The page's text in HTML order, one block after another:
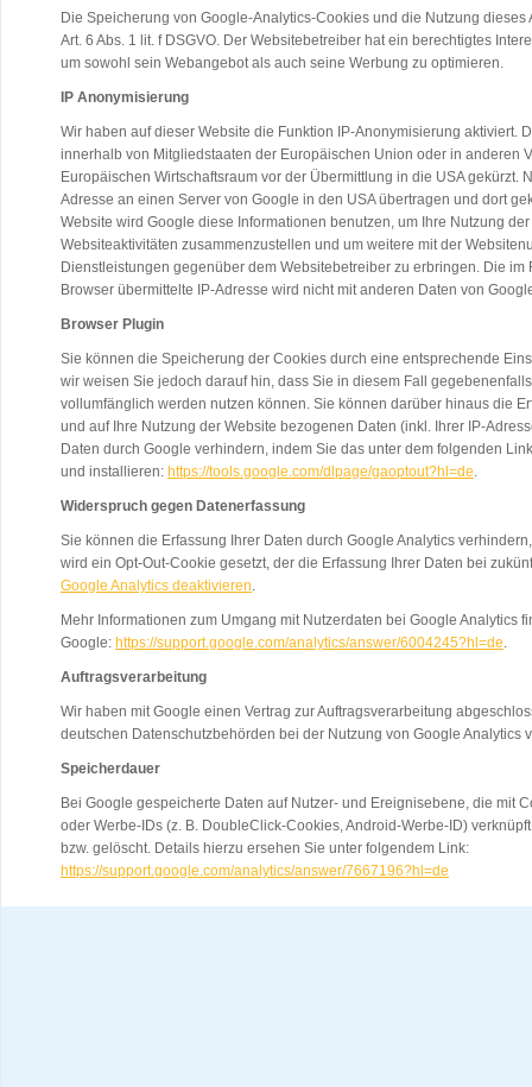
Die Speicherung von Google-Analytics-Cookies und die Nutzung
Art. 6 Abs. 1 lit. f DSGVO. Der Websitebetreiber hat ein berechtigtes
um sowohl sein Webangebot als auch seine Werbung zu optimieren.
IP Anonymisierung
Wir haben auf dieser Website die Funktion IP-Anonymisierung aktiviert.
innerhalb von Mitgliedstaaten der Europäischen Union oder in anderen
Europäischen Wirtschaftsraum vor der Übermittlung in die USA gekürzt.
Adresse an einen Server von Google in den USA übertragen und dort
Website wird Google diese Informationen benutzen, um Ihre Nutzung
Websiteaktivitäten zusammenzustellen und um weitere mit der
Dienstleistungen gegenüber dem Websitebetreiber zu erbringen. Die im
Browser übermittelte IP-Adresse wird nicht mit anderen Daten von
Browser Plugin
Sie können die Speicherung der Cookies durch eine entsprechende
wir weisen Sie jedoch darauf hin, dass Sie in diesem Fall
vollumfänglich werden nutzen können. Sie können darüber hinaus die
und auf Ihre Nutzung der Website bezogenen Daten (inkl. Ihrer IP-
Daten durch Google verhindern, indem Sie das unter dem folgenden
und installieren: https://tools.google.com/dlpage/gaoptout?hl=de.
Widerspruch gegen Datenerfassung
Sie können die Erfassung Ihrer Daten durch Google Analytics
wird ein Opt-Out-Cookie gesetzt, der die Erfassung Ihrer Daten bei
Google Analytics deaktivieren.
Mehr Informationen zum Umgang mit Nutzerdaten bei Google Analytics
Google: https://support.google.com/analytics/answer/6004245?hl=de.
Auftragsverarbeitung
Wir haben mit Google einen Vertrag zur Auftragsverarbeitung
deutschen Datenschutzbehörden bei der Nutzung von Google Analytics
Speicherdauer
Bei Google gespeicherte Daten auf Nutzer- und Ereignisebene, die mit
oder Werbe-IDs (z. B. DoubleClick-Cookies, Android-Werbe-ID)
bzw. gelöscht. Details hierzu ersehen Sie unter folgendem Link:
https://support.google.com/analytics/answer/7667196?hl=de